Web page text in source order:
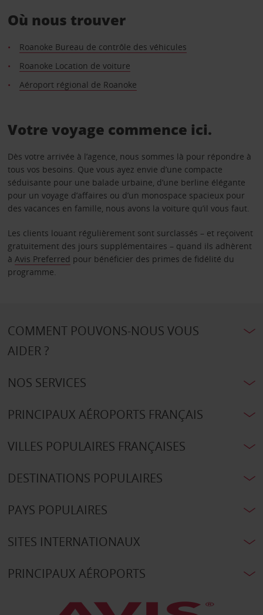
Où nous trouver
Roanoke Bureau de contrôle des véhicules
Roanoke Location de voiture
Aéroport régional de Roanoke
Votre voyage commence ici.
Dès votre arrivée à l’agence, nous sommes là pour répondre à
tous vos besoins. Que vous ayez envie d’une compacte
séduisante pour une balade urbaine, d’une berline élégante
pour un voyage d’affaires ou d’un monospace spacieux pour
des vacances en famille, nous avons la voiture qu’il vous faut.
Les clients louant régulièrement sont surclassés – et reçoivent
gratuitement des jours supplémentaires – quand ils adhèrent
à Avis Preferred pour bénéficier des primes de fidélité du
programme.
COMMENT POUVONS-NOUS VOUS
AIDER ?
NOS SERVICES
PRINCIPAUX AÉROPORTS FRANÇAIS
VILLES POPULAIRES FRANÇAISES
DESTINATIONS POPULAIRES
PAYS POPULAIRES
SITES INTERNATIONAUX
PRINCIPAUX AÉROPORTS